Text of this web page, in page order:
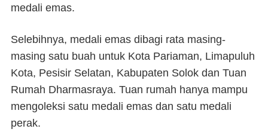
medali emas.
Selebihnya, medali emas dibagi rata masing-
masing satu buah untuk Kota Pariaman, Limapuluh
Kota, Pesisir Selatan, Kabupaten Solok dan Tuan
Rumah Dharmasraya. Tuan rumah hanya mampu
mengoleksi satu medali emas dan satu medali
perak.